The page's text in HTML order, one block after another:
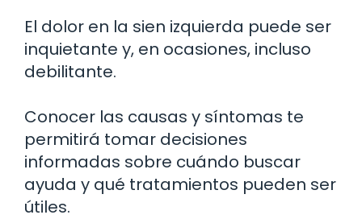
El dolor en la sien izquierda puede ser
inquietante y, en ocasiones, incluso
debilitante.
Conocer las causas y síntomas te
permitirá tomar decisiones
informadas sobre cuándo buscar
ayuda y qué tratamientos pueden ser
útiles.